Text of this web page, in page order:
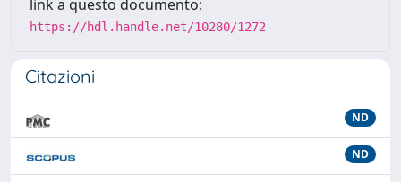
link a questo documento:
https://hdl.handle.net/10280/1272
Citazioni
ND
ND